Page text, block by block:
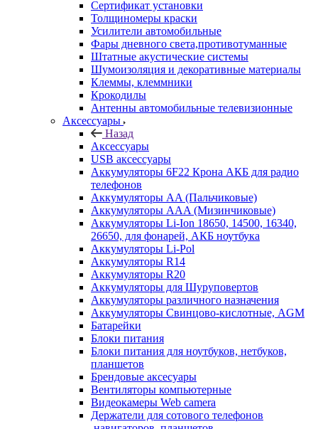
Сертификат установки
Толщиномеры краски
Усилители автомобильные
Фары дневного света,противотуманные
Штатные акустические системы
Шумоизоляция и декоративные материалы
Клеммы, клеммники
Крокодилы
Антенны автомобильные телевизионные
Аксессуары
Назад
Аксессуары
USB аксессуары
Аккумуляторы 6F22 Крона АКБ для радио
телефонов
Аккумуляторы AA (Пальчиковые)
Аккумуляторы AAA (Мизинчиковые)
Аккумуляторы Li-Ion 18650, 14500, 16340,
26650, для фонарей, АКБ ноутбука
Аккумуляторы Li-Pol
Аккумуляторы R14
Аккумуляторы R20
Аккумуляторы для Шуруповертов
Аккумуляторы различного назначения
Аккумуляторы Свинцово-кислотные, AGM
Батарейки
Блоки питания
Блоки питания для ноутбуков, нетбуков,
планшетов
Брендовые аксесуары
Вентиляторы компьютерные
Видеокамеры Web camera
Держатели для сотового телефонов